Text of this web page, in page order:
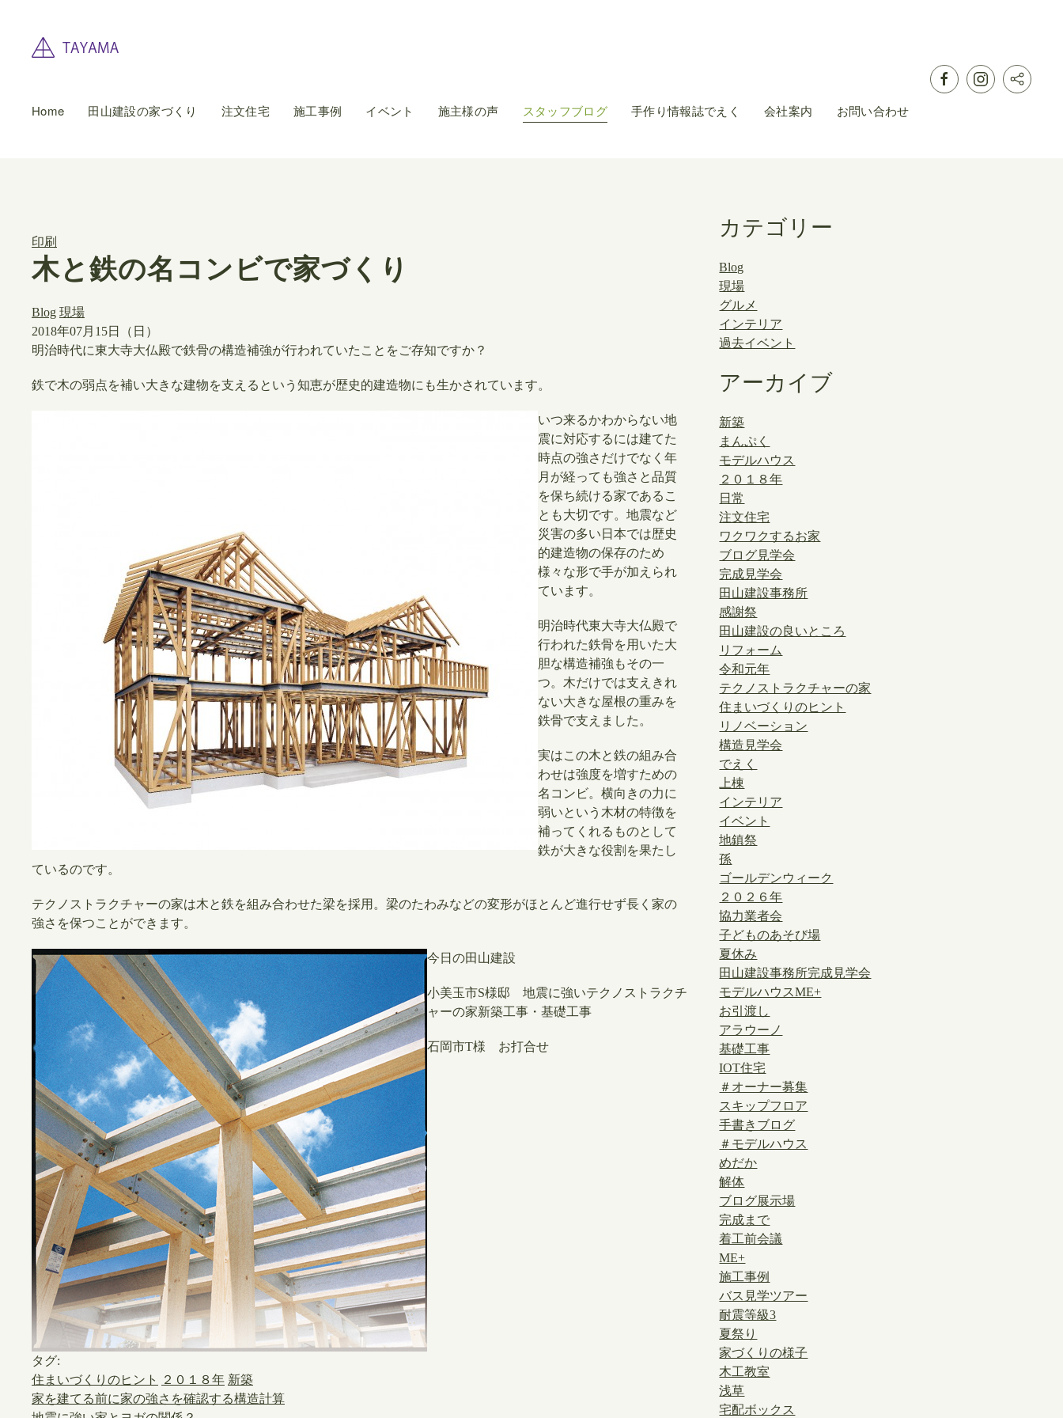
Home 田山建設の家づくり 注文住宅 施工事例 イベント 施主様の声 スタッフブログ 手作り情報誌でえく 会社案内 お問い合わせ
印刷
木と鉄の名コンビで家づくり
Blog 現場
2018年07月15日（日）
明治時代に東大寺大仏殿で鉄骨の構造補強が行われていたことをご存知ですか？
鉄で木の弱点を補い大きな建物を支えるという知恵が歴史的建造物にも生かされています。
いつ来るかわからない地
震に対応するには建てた
時点の強さだけでなく年
月が経っても強さと品質
を保ち続ける家であるこ
とも大切です。地震など
災害の多い日本では歴史
的建造物の保存のため
様々な形で手が加えられ
ています。
明治時代東大寺大仏殿で
行われた鉄骨を用いた大
胆な構造補強もその一
つ。木だけでは支えきれ
ない大きな屋根の重みを
鉄骨で支えました。
実はこの木と鉄の組み合
わせは強度を増すための
名コンビ。横向きの力に
弱いという木材の特徴を
補ってくれるものとして
鉄が大きな役割を果たし
ているのです。
テクノストラクチャーの家は木と鉄を組み合わせた梁を採用。梁のたわみなどの変形がほとんど進行せず長く家の
強さを保つことができます。
今日の田山建設
小美玉市S様邸 地震に強いテクノストラクチ
ャーの家新築工事・基礎工事
石岡市T様 お打合せ
タグ:
住まいづくりのヒント
２０１８年 新築
家を建てる前に家の強さを確認する構造計算
カテゴリー
Blog
現場
グルメ
インテリア
過去イベント
アーカイブ
新築
まんぷく
モデルハウス
２０１８年
日常
注文住宅
ワクワクするお家
ブログ見学会
完成見学会
田山建設事務所
感謝祭
田山建設の良いところ
リフォーム
令和元年
テクノストラクチャーの家
住まいづくりのヒント
リノベーション
構造見学会
でえく
上棟
インテリア
イベント
地鎮祭
孫
ゴールデンウィーク
２０２６年
協力業者会
子どものあそび場
夏休み
田山建設事務所完成見学会
モデルハウスME+
お引渡し
アラウーノ
基礎工事
IOT住宅
＃オーナー募集
スキップフロア
手書きブログ
＃モデルハウス
めだか
解体
ブログ展示場
完成まで
着工前会議
ME+
施工事例
バス見学ツアー
耐震等級3
夏祭り
家づくりの様子
木工教室
浅草
宅配ボックス